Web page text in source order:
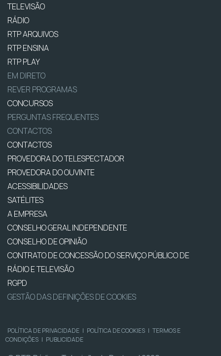
TELEVISÃO
RÁDIO
RTP ARQUIVOS
RTP ENSINA
RTP PLAY
EM DIRETO
REVER PROGRAMAS
CONCURSOS
PERGUNTAS FREQUENTES
CONTACTOS
CONTACTOS
PROVEDORA DO TELESPECTADOR
PROVEDORA DO OUVINTE
ACESSIBILIDADES
SATÉLITES
A EMPRESA
CONSELHO GERAL INDEPENDENTE
CONSELHO DE OPINIÃO
CONTRATO DE CONCESSÃO DO SERVIÇO PÚBLICO DE
RÁDIO E TELEVISÃO
RGPD
GESTÃO DAS DEFINIÇÕES DE COOKIES
POLÍTICA DE PRIVACIDADE | POLÍTICA DE COOKIES | TERMOS E
CONDIÇÕES | PUBLICIDADE